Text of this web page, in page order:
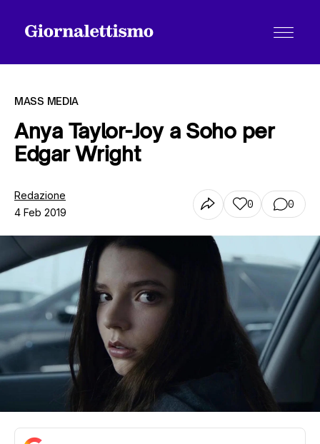
Tutti gli articoli
Chi siamo
Contatti
MASS MEDIA
Anya Taylor-Joy a Soho per
Edgar Wright
Redazione
4 Feb 2019
0 0